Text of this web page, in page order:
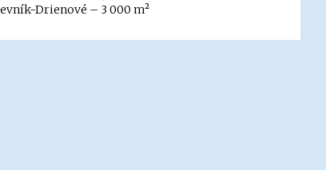
Drienové – 3 000 m²